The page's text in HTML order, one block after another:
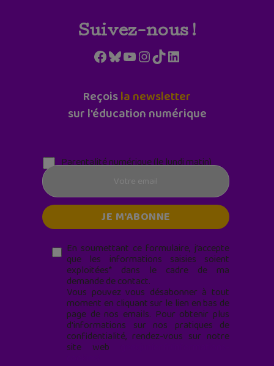
Suivez-nous !
Facebook
Bluesky
YouTube
Instagram
TikTokLinkedIn
Reçoisla newsletter
sur l'éducation numérique
Parentalité numérique (le lundi matin)
En soumettant ce formulaire, j’accepte
que les informations saisies soient
exploitées* dans le cadre de ma
demande de contact.
Vous pouvez vous désabonner à tout
moment en cliquant sur le lien en bas de
page de nos emails. Pour obtenir plus
d'informations sur nos pratiques de
confidentialité, rendez-vous sur notre
site web